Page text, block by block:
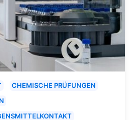
CHEMISCHE PRÜFUNGEN